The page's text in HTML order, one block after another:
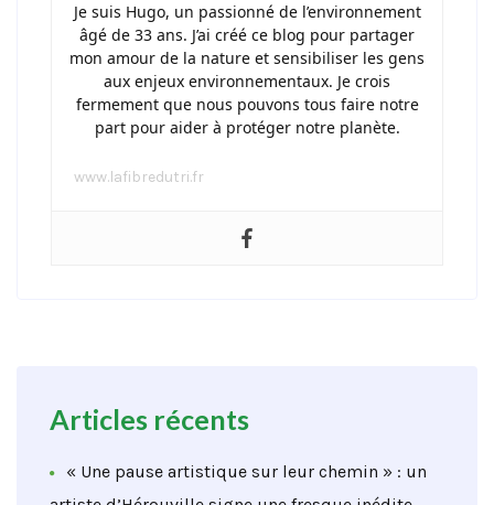
Je suis Hugo, un passionné de l’environnement
âgé de 33 ans. J’ai créé ce blog pour partager
mon amour de la nature et sensibiliser les gens
aux enjeux environnementaux. Je crois
fermement que nous pouvons tous faire notre
part pour aider à protéger notre planète.
www.lafibredutri.fr
Articles récents
« Une pause artistique sur leur chemin » : un